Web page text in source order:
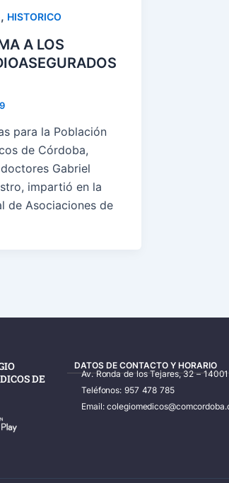
, HISTORICO
A LOS
para la Población
de Córdoba,
Gabriel
impartió en la
de Asociaciones de
DE
DATOS DE CONTACTO Y HORARIO
Av. Ronda de los Tejares, 32 –
Teléfonos: 957 478 785
Email: